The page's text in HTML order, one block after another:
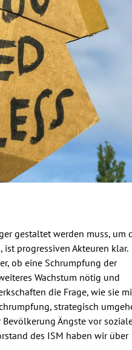
gestaltet werden muss, um
progressiven Akteuren klar.
ob eine Schrumpfung der
Wachstum nötig und
die Frage, wie sie
strategisch
Ängste vor
des ISM haben wir über